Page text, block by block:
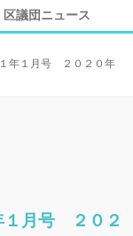
区議団ニュース
年１月号 ２０２０年
１月号 ２０２